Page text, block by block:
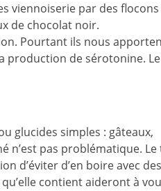
viennoiserie par des flocons
de chocolat noir.
Pourtant ils nous
production de sérotonine.
glucides simples : gâteaux,
n’est pas problématique. Le
d’éviter d’en boire avec des
contient aideront à